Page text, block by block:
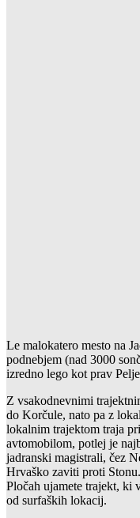
Le malokatero mesto na
podnebjem (nad 3000
izredno lego kot prav
Z vsakodnevnimi
do Korčule, nato pa z
lokalnim trajektom traja
avtomobilom, potlej je
jadranski magistrali, čez
Hrvaško zaviti proti
Pločah ujamete trajekt, ki
od surfaških lokacij.